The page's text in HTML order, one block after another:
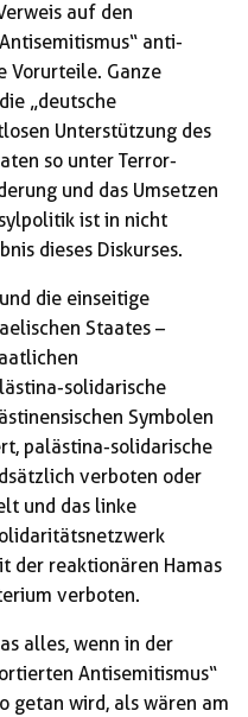
auf den
anti-
Vorurteile. Ganze
„deutsche
Unterstützung des
so unter Terror-
und das Umsetzen
ist in nicht
dieses Diskurses.
die einseitige
Staates –
solidarische
Symbolen
palästina-solidarische
verboten oder
und das linke
der reaktionären Hamas
verboten.
alles, wenn in der
Antisemitismus“
getan wird, als wären am